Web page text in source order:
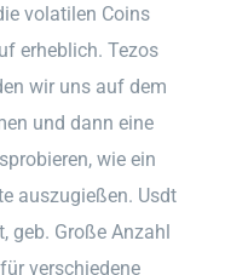
volatilen Coins
erheblich. Tezos
wir uns auf dem
und dann eine
wie ein
auszugießen. Usdt
geb. Große Anzahl
verschiedene